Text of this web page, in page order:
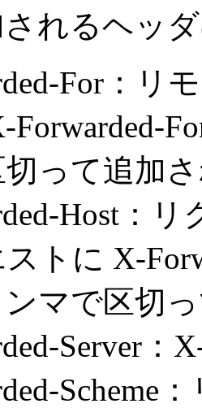
されるヘッ
For：リ
Forwarded-
って追加
Host：
トに X-
マで区切
Server：
Scheme